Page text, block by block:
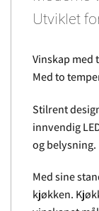
Utviklet
Vinskap med
Med to
Stilrent
innvendig
og belysning.
Med sine
kjøkken.